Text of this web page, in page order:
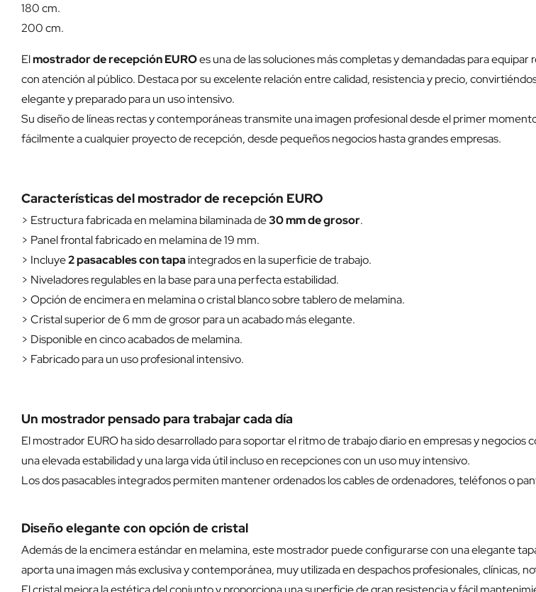
180 cm.
200 cm.
Elmostrador de recepción EUROes una de las soluciones más completas y demandadas para
con atención al público. Destaca por su excelente relación entre calidad, resistencia y precio,
elegante y preparado para un uso intensivo.
Su diseño de líneas rectas y contemporáneas transmite una imagen profesional desde el primer
fácilmente a cualquier proyecto de recepción, desde pequeños negocios hasta grandes empresas.
Características del mostrador de recepción EURO
> Estructura fabricada en melamina bilaminada de30 mm de grosor.
> Panel frontal fabricado en melamina de 19 mm.
> Incluye2 pasacables con tapa integrados en la superficie de trabajo.
> Niveladores regulables en la base para una perfecta estabilidad.
> Opción de encimera en melamina o cristal blanco sobre tablero de melamina.
> Cristal superior de 6 mm de grosor para un acabado más elegante.
> Disponible en cinco acabados de melamina.
> Fabricado para un uso profesional intensivo.
Un mostrador pensado para trabajar cada día
El mostrador EURO ha sido desarrollado para soportar el ritmo de trabajo diario en empresas y
una elevada estabilidad y una larga vida útil incluso en recepciones con un uso muy intensivo.
Los dos pasacables integrados permiten mantener ordenados los cables de ordenadores, teléfonos o
Diseño elegante con opción de cristal
Además de la encimera estándar en melamina, este mostrador puede configurarse con una elegante
aporta una imagen más exclusiva y contemporánea, muy utilizada en despachos profesionales, clínicas,